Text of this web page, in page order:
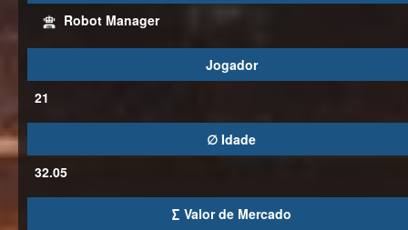
Robot Manager
Jogador
21
∅ Idade
32.05
∑ Valor de Mercado